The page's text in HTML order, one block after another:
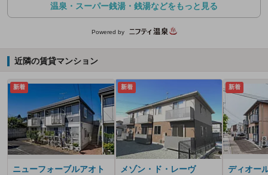
温泉・スーパー銭湯・銭湯などをもっと見る
Powered by
近隣の賃貸マンション
新着
ニューフォーブルアオト
新着
メゾン・ド・レーヴ
新着
ディオー